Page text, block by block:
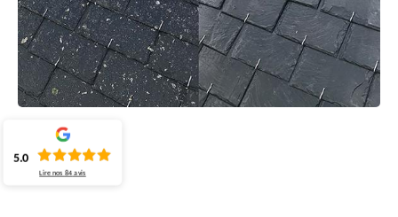
5.0
Lire nos84 avis